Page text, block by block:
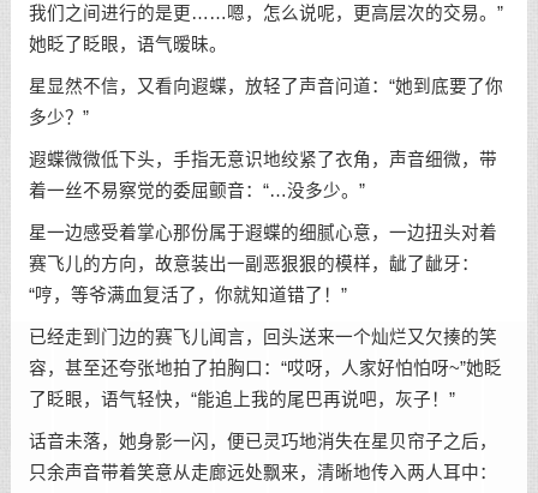
我们之间进行的是更……嗯，怎么说呢，更高层次的交易。”
她眨了眨眼，语气暧昧。
星显然不信，又看向遐蝶，放轻了声音问道：“她到底要了你
多少？”
遐蝶微微低下头，手指无意识地绞紧了衣角，声音细微，带
着一丝不易察觉的委屈颤音：“…没多少。”
星一边感受着掌心那份属于遐蝶的细腻心意，一边扭头对着
赛飞儿的方向，故意装出一副恶狠狠的模样，龇了龇牙：
“哼，等爷满血复活了，你就知道错了！”
已经走到门边的赛飞儿闻言，回头送来一个灿烂又欠揍的笑
容，甚至还夸张地拍了拍胸口：“哎呀，人家好怕怕呀~”她眨
了眨眼，语气轻快，“能追上我的尾巴再说吧，灰子！”
话音未落，她身影一闪，便已灵巧地消失在星贝帘子之后，
只余声音带着笑意从走廊远处飘来，清晰地传入两人耳中：